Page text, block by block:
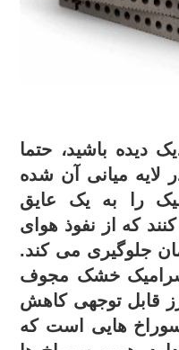
دیده باشید، حتما
لایه میانی آن شده
را به یک عایق
که از نفوذ هوای
جلوگیری می کند.
سرامیک خشک مجوف
قابل توجهی کاهش
هایی است که